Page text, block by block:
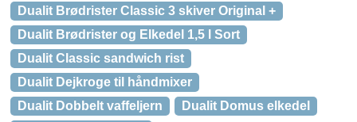
Dualit Brødrister Classic 3 skiver Original +
Dualit Brødrister og Elkedel 1,5 l Sort
Dualit Classic sandwich rist
Dualit Dejkroge til håndmixer
Dualit Dobbelt vaffeljern
Dualit Domus elkedel